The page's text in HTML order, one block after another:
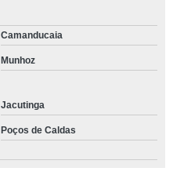
Camanducaia
Munhoz
Jacutinga
Poços de Caldas